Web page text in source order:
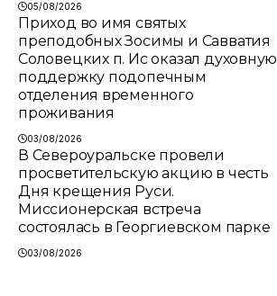
05/08/2026
Приход во имя святых
преподобных Зосимы и Савватия
Соловецких п. Ис оказал духовную
поддержку подопечным
отделения временного
проживания
03/08/2026
В Североуральске провели
просветительскую акцию в честь
Дня крещения Руси.
Миссионерская встреча
состоялась в Георгиевском парке
03/08/2026